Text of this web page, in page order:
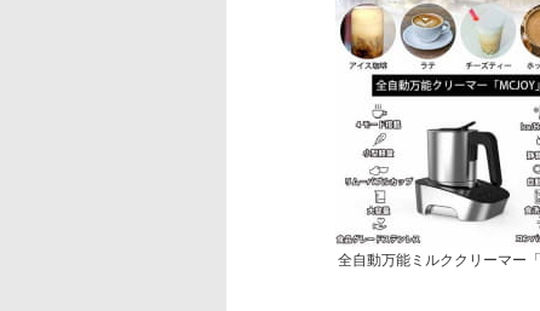
全自動万能ミルククリーマー「